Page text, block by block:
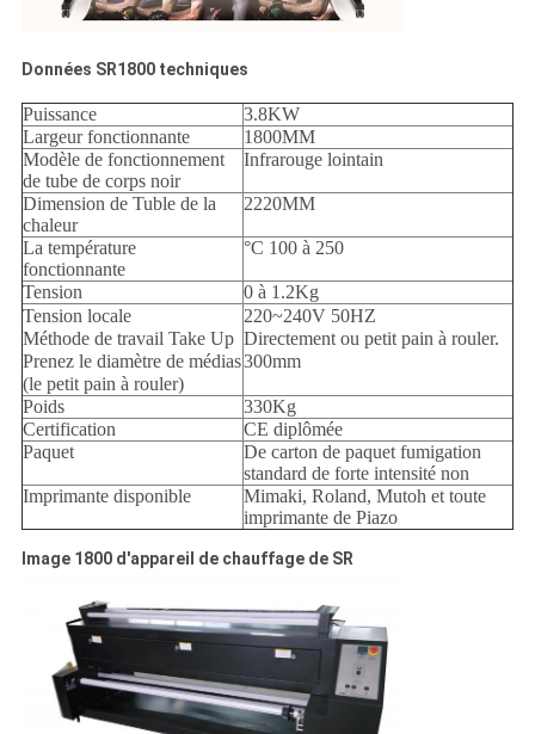
Données SR1800 techniques
Puissance
3.8KW
Largeur fonctionnante
1800MM
Modèle de fonctionnement
de tube de corps noir
Infrarouge lointain
Dimension de Tuble de la
chaleur
2220MM
La température
fonctionnante
°C 100 à 250
Tension
0 à 1.2Kg
Tension locale
Méthode de travail Take Up
Prenez le diamètre de médias
(le petit pain à rouler)
220~240V 50HZ
Directement ou petit pain à rouler.
300mm
Poids
330Kg
Certification
CE diplômée
Paquet
De carton de paquet fumigation
standard de forte intensité non
Imprimante disponible
Mimaki, Roland, Mutoh et toute
imprimante de Piazo
Image 1800 d'appareil de chauffage de SR